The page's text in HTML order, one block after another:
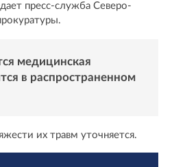
пресс-служба Северо-
медицинская
в распространенном
их травм уточняется.